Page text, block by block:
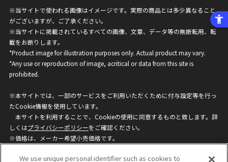
※当サイトで使われる画像はイメージです。実際の商品とは多少異なること
がございますが、ご了承ください。
※当サイトに掲載されているすべての画像、文章、データ等の無断転用、転
載をお断りします。
*Product image for illustration purposes only. Actual product may vary.
*Any use or reproduction of image, acritical or data from this site is
prohibited.
※本サイトでは、一部のサービスをご利用いただくために付与設定等を行っ
たCookie情報を使用しています。
本サイトを利用することで、Cookieの使用に同意するものと致します。詳
しくはプライバシーポリシーをご確認ください。
※価格は、メーカー希望小売価格です。
ざいますのでご了承ください。
We use unique personal identifier such as cookies to